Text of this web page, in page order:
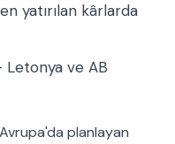
yatırılan kârlarda
Letonya ve AB
planlayan